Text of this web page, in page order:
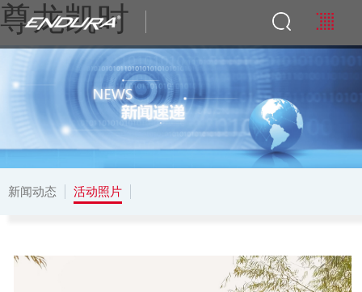
尊龙凯时
新闻动态 活动照片